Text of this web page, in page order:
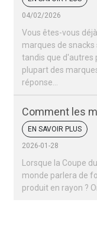
04/02/2026
Vous êtes-vous
marques de
tandis que d'autres
plupart des
réponse…
Comment les
remporter un
Coupe du
EN SAVOIR PLUS
2026-01-28
Lorsque la Coupe
monde parlera de
produit en rayon ?